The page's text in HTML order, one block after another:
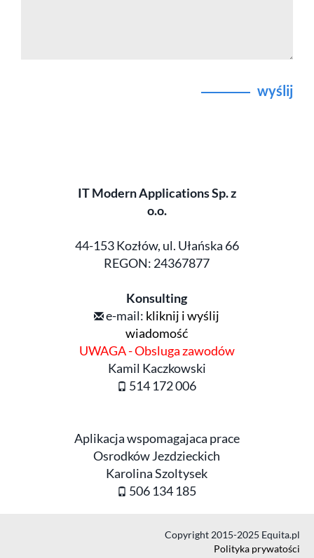
wyślij
IT Modern Applications Sp. z
o.o.
44-153 Kozłów, ul. Ułańska 66
REGON: 24367877
Konsulting
e-mail: kliknij i wyślij
wiadomość
UWAGA - Obsluga zawodów
Kamil Kaczkowski
514 172 006
Aplikacja wspomagajaca prace
Osrodków Jezdzieckich
Karolina Szoltysek
506 134 185
Copyright 2015-2025 Equita.pl
Polityka prywatości